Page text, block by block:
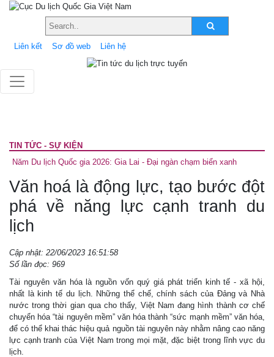
Liên kết Sơ đồ web Liên hệ
TIN TỨC - SỰ KIỆN
Năm Du lịch Quốc gia 2026: Gia Lai - Đại ngàn chạm biển xanh
Văn hoá là động lực, tạo bước đột
phá về năng lực cạnh tranh du
lịch
Cập nhật: 22/06/2023 16:51:58
Số lần đọc: 969
Tài nguyên văn hóa là nguồn vốn quý giá phát triển kinh tế - xã hội,
nhất là kinh tế du lịch. Những thể chế, chính sách của Đảng và Nhà
nước trong thời gian qua cho thấy, Việt Nam đang hình thành cơ chế
chuyển hóa “tài nguyên mềm” văn hóa thành “sức mạnh mềm” văn hóa,
để có thể khai thác hiệu quả nguồn tài nguyên này nhằm nâng cao năng
lực cạnh tranh của Việt Nam trong mọi mặt, đặc biệt trong lĩnh vực du
lịch.